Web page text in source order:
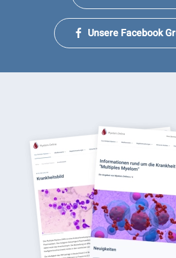
Unsere Facebook